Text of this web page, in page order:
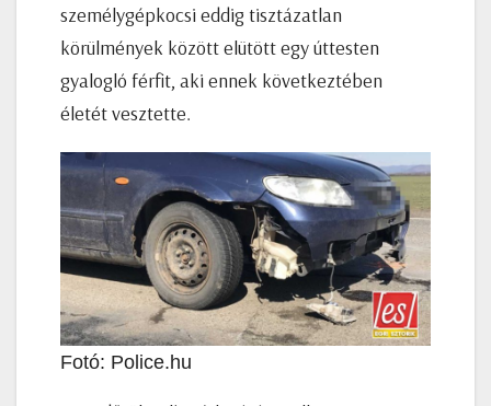
személygépkocsi eddig tisztázatlan
körülmények között elütött egy úttesten
gyalogló férfit, aki ennek következtében
életét vesztette.
Fotó: Police.hu